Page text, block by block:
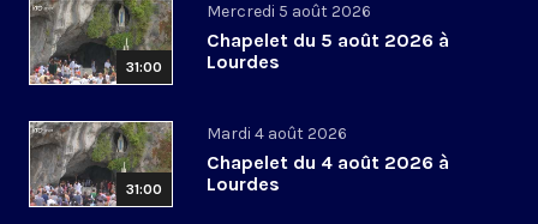
31:00
Mercredi 5 août 2026
Chapelet du 5 août 2026 à
Lourdes
31:00
Mardi 4 août 2026
Chapelet du 4 août 2026 à
Lourdes